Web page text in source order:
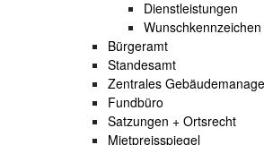
Dienstleistungen
Wunschkennzeichen
Bürgeramt
Standesamt
Zentrales
Fundbüro
Satzungen + Ortsrecht
Mietpreisspiegel